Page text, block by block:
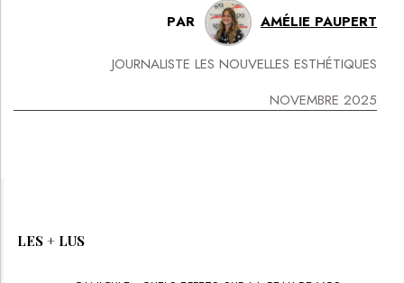
PAR AMÉLIE PAUPERT
JOURNALISTE LES NOUVELLES ESTHÉTIQUES
NOVEMBRE 2025